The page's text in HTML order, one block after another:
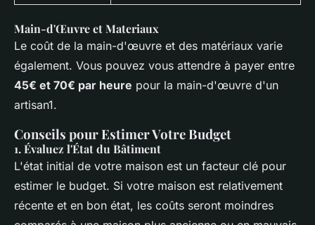
Main-d'Œuvre et Materiaux
Le coût de la main-d'œuvre et des matériaux varie
également. Vous pouvez vous attendre à payer entre
45€ et 70€ par heure pour la main-d'œuvre d'un
artisan1.
Conseils pour Estimer Votre Budget
1.Évaluez l'État du Bâtiment
L'état initial de votre maison est un facteur clé pour
estimer le budget. Si votre maison est relativement
récente et en bon état, les coûts seront moindres